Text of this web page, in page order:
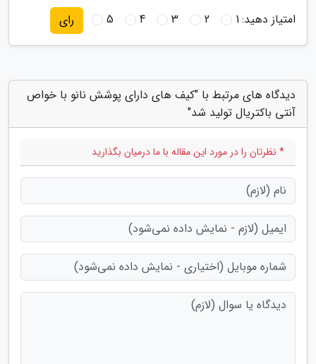
امتیاز دهید:1
2
3
4
5 رای
دیدگاه های مرتبط با "کیف های دارای پوشش نانو با خواص
آنتی باکتریال تولید شد"
* نظرتان را در مورد این مقاله با ما درمیان بگذارید